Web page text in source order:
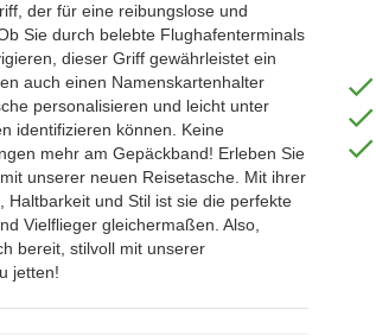
der für eine reibungslose und
Sie durch belebte Flughafenterminals
dieser Griff gewährleistet ein
auch einen Namenskartenhalter
personalisieren und leicht unter
identifizieren können. Keine
mehr am Gepäckband! Erleben Sie
unserer neuen Reisetasche. Mit ihrer
Haltbarkeit und Stil ist sie die perfekte
Vielflieger gleichermaßen. Also,
bereit, stilvoll mit unserer
jetten!